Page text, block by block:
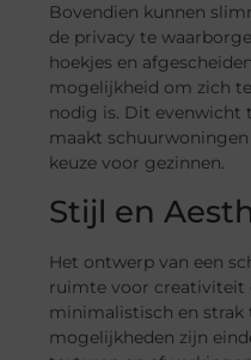
Bovendien kunnen
de privacy te
hoekjes en
mogelijkheid om zich
nodig is. Dit evenwicht
maakt
keuze voor gezinnen.
Stijl en
Het ontwerp van een
ruimte voor creativiteit
minimalistisch en strak
mogelijkheden zijn